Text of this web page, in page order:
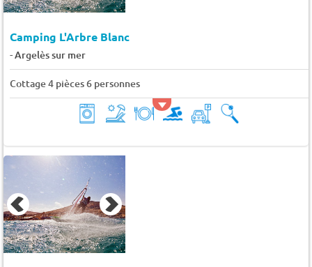
Camping L'Arbre Blanc
-Argelès sur mer
Cottage 4 pièces 6 personnes